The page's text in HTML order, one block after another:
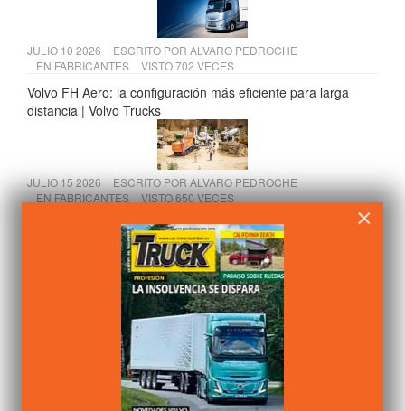
JULIO 10 2026 ESCRITO POR ALVARO PEDROCHE
EN FABRICANTES VISTO 702 VECES
Volvo FH Aero: la configuración más eficiente para larga
distancia | Volvo Trucks
JULIO 15 2026 ESCRITO PORALVARO PEDROCHE
ENFABRICANTES VISTO 650 VECES
Scania presenta sus soluciones para construcción en Osuna
ESCRITO PORALVARO PEDROCHE
FABRICANTES VISTO 643 VECES
Renault Trucks España muestra su nueva sede de Getafe a
la Comunidad de Madrid
×